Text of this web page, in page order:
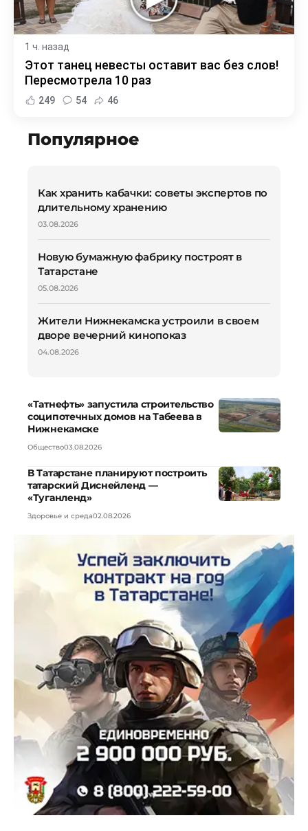
1 ч. назад
Этот танец невесты оставит вас без слов!
Пересмотрела 10 раз
249 54 46
Популярное
Как хранить кабачки: советы экспертов по
длительному хранению
03.08.2026
Новую бумажную фабрику построят в
Татарстане
05.08.2026
Жители Нижнекамска устроили в своем
дворе вечерний кинопоказ
04.08.2026
«Татнефть» запустила строительство
соципотечных домов на Табеева в
Нижнекамске
Общество03.08.2026
В Татарстане планируют построить
татарский Диснейленд —
«Туганленд»
Здоровье и среда02.08.2026